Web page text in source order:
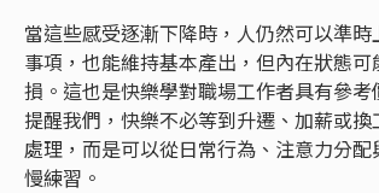
當這些感受逐漸下降時，人仍然可以準
事項，也能維持基本產出，但內在狀態可
損。這也是快樂學對職場工作者具有參考
提醒我們，快樂不必等到升遷、加薪或
處理，而是可以從日常行為、注意力分配
慢練習。